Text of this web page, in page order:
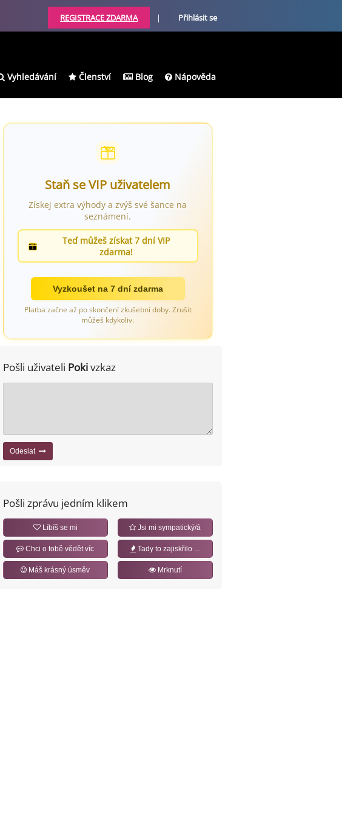
REGISTRACE ZDARMA | Přihlásit se
Vyhledávání Členství Blog Nápověda
Staň se VIP uživatelem
Získej extra výhody a zvýš své šance na
seznámení.
Teď můžeš získat 7 dní VIP
zdarma!
Vyzkoušet na 7 dní zdarma
Platba začne až po skončení zkušební doby. Zrušit
můžeš kdykoliv.
Pošli uživateli Pokivzkaz
Odeslat
Pošli zprávu jedním klikem
Líbíš se mi Jsi mi sympatický/á
Chci o tobě vědět víc Tady to zajiskřilo ...
Máš krásný úsměv Mrknutí